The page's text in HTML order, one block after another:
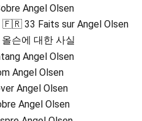
Angel Olsen
🇫🇷 33 Faits sur Angel Olsen
슨에 대한 사실
Angel Olsen
Angel Olsen
Angel Olsen
Angel Olsen